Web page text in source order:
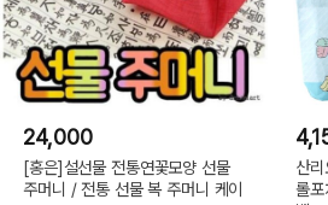
24,000
[홍은]설선물 전통연꽃모양 선물
주머니 / 전통 선물 복 주머니 케이
산
롤포